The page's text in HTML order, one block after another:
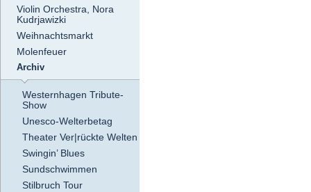
Violin Orchestra, Nora
Kudrjawizki
Weihnachtsmarkt
Molenfeuer
Archiv
Westernhagen Tribute-
Show
Unesco-Welterbetag
Theater Ver|rückte Welten
Swingin’ Blues
Sundschwimmen
Stilbruch Tour